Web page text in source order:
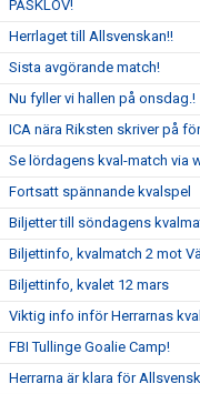
PÅSKLOV!
Herrlaget till Allsvenskan!!
Sista avgörande match!
Nu fyller vi hallen på onsdag.!
ICA nära Riksten skriver på
Se lördagens kval-match via
Fortsatt spännande kvalspel
Biljetter till söndagens
Biljettinfo, kvalmatch 2 mot
Biljettinfo, kvalet 12 mars
Viktig info inför Herrarnas
FBI Tullinge Goalie Camp!
Herrarna är klara för